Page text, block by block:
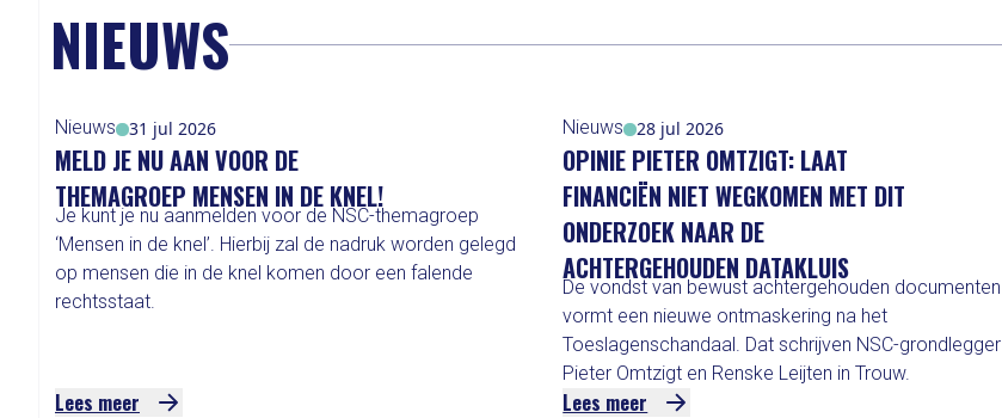
NIEUWS
Nieuws 31 jul 2026
MELD JE NU AAN VOOR DE
THEMAGROEP MENSEN IN DE KNEL!
Je kunt je nu aanmelden voor de NSC-themagroep
‘Mensen in de knel’. Hierbij zal de nadruk worden gelegd
op mensen die in de knel komen door een falende
rechtsstaat.
Lees meer
Nieuws 28 jul 2026
OPINIE PIETER OMTZIGT: LAAT
FINANCIËN NIET WEGKOMEN MET DIT
ONDERZOEK NAAR DE
ACHTERGEHOUDEN DATAKLUIS
De vondst van bewust achtergehouden documenten
vormt een nieuwe ontmaskering na het
Toeslagenschandaal. Dat schrijven NSC-grondlegger
Pieter Omtzigt en Renske Leijten in Trouw.
Lees meer